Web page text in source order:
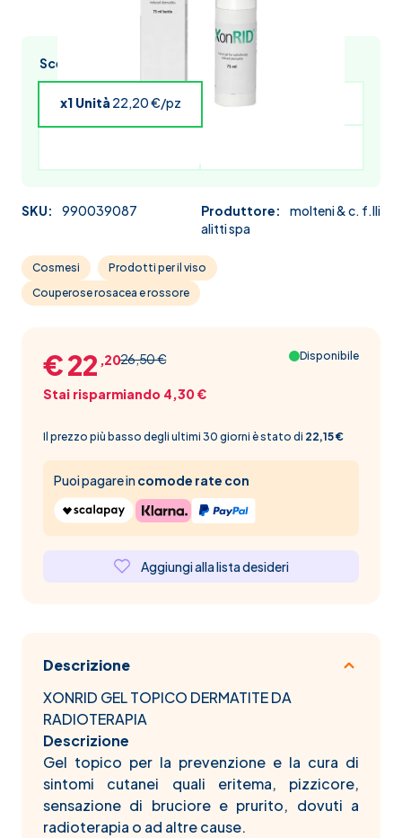
Scegli l’acquisto multiplo e risparmia
x1 Unità 22,20 €/pz x4 Unità
SKU: 990039087 Produttore:
molteni & c. f.lli
alitti spa
Cosmesi
Prodotti per il viso
Couperose rosacea e rossore
26,50 €
€ 22 ,20
Stai risparmiando 4,30 €
Disponibile
Il prezzo più basso degli ultimi 30 giorni è stato di 22,15 €
Puoi pagare incomode rate con
Aggiungi alla lista desideri
Descrizione
XONRID GEL TOPICO DERMATITE DA
RADIOTERAPIA
Descrizione
Gel topico per la prevenzione e la cura di
sintomi cutanei quali eritema, pizzicore,
sensazione di bruciore e prurito, dovuti a
radioterapia o ad altre cause.